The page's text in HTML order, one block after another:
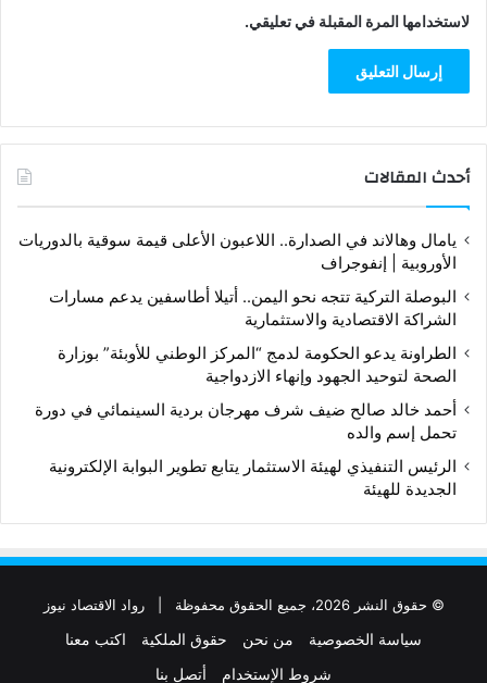
لاستخدامها المرة المقبلة في تعليقي.
أحدث المقالات
يامال وهالاند في الصدارة.. اللاعبون الأعلى قيمة سوقية بالدوريات
الأوروبية | إنفوجراف
البوصلة التركية تتجه نحو اليمن.. أتيلا أطاسفين يدعم مسارات
الشراكة الاقتصادية والاستثمارية
الطراونة يدعو الحكومة لدمج “المركز الوطني للأوبئة” بوزارة
الصحة لتوحيد الجهود وإنهاء الازدواجية
أحمد خالد صالح ضيف شرف مهرجان بردية السينمائي في دورة
تحمل إسم والده
الرئيس التنفيذي لهيئة الاستثمار يتابع تطوير البوابة الإلكترونية
الجديدة للهيئة
© حقوق النشر 2026، جميع الحقوق محفوظة | رواد الاقتصاد نيوز
سياسة الخصوصية من نحن حقوق الملكية
اكتب معنا
شروط الإستخدام
أتصل بنا